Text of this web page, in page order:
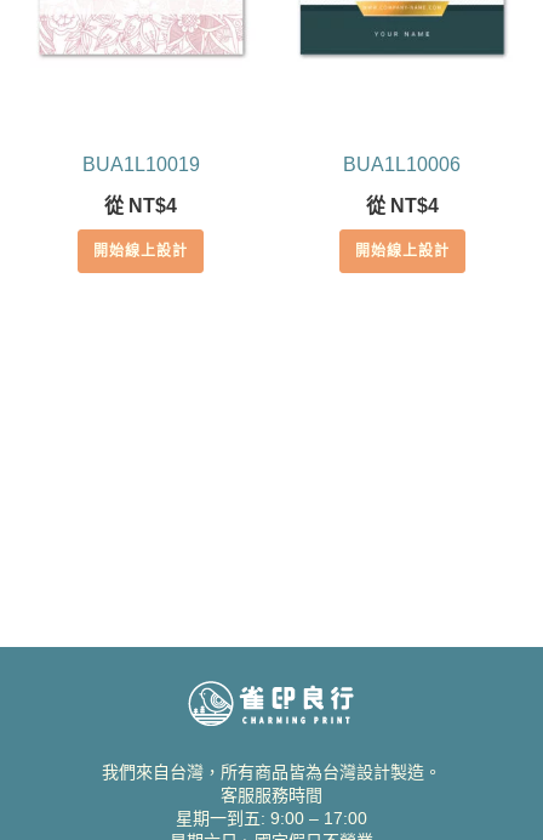
BUA1L10019
從 NT$4
開始線上設計
BUA1L10006
從 NT$4
開始線上設計
我們來自台灣，所有商品皆為台灣設計製造。
客服服務時間
星期一到五: 9:00 – 17:00